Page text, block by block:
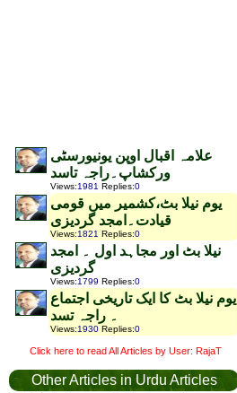
علامہ اقبال اوپن یونیورسٹی
ورکشاپ۔راجہ تاسد
Views:1981 Replies:0
یوم نیلا بٹ،کشمیر میں قومی
قیادت۔امجد گردیزی
Views:1821 Replies:0
نیلا بٹ اور مجاہد اول ۔ امجد
گردیزی
Views:1799 Replies:0
یوم نیلا بٹ کا ایک تاریخی اجتماع
۔ راجہ تسد
Views:1930 Replies:0
Click here to read All Articles by User: RajaT
Other Articles in Urdu Articles